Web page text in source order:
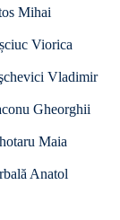
Mihai
Viorica
Vladimir
Gheorghii
Maia
Anatol